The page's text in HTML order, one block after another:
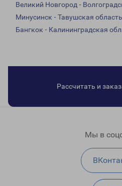
Великий Новгород -
Минусинск - Тавушская область
Бангкок - Калининградская
Рассчитать и
Мы в